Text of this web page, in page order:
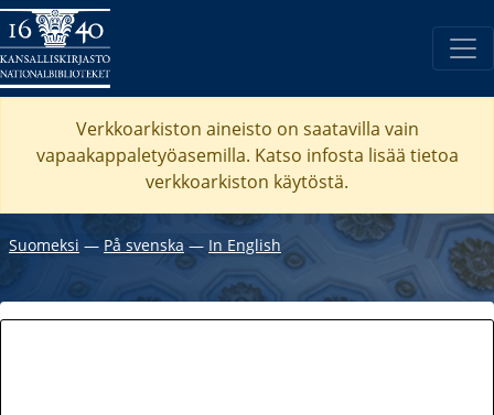
Verkkoarkiston aineisto on saatavilla vain
vapaakappaletyöasemilla. Katso infosta lisää tietoa
verkkoarkiston käytöstä.
Suomeksi ― På svenska ― In English